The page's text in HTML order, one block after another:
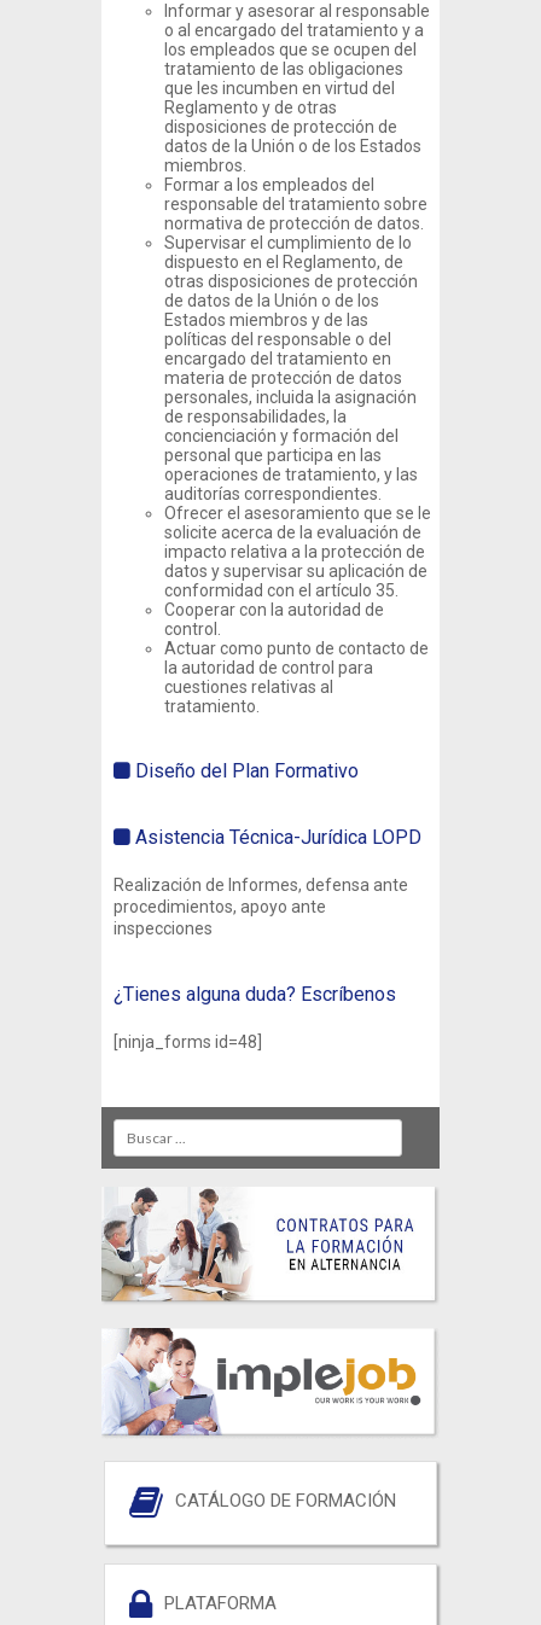
Informar y asesorar al responsable
o al encargado del tratamiento y a
los empleados que se ocupen del
tratamiento de las obligaciones
que les incumben en virtud del
Reglamento y de otras
disposiciones de protección de
datos de la Unión o de los Estados
miembros.
Formar a los empleados del
responsable del tratamiento sobre
normativa de protección de datos.
Supervisar el cumplimiento de lo
dispuesto en el Reglamento, de
otras disposiciones de protección
de datos de la Unión o de los
Estados miembros y de las
políticas del responsable o del
encargado del tratamiento en
materia de protección de datos
personales, incluida la asignación
de responsabilidades, la
concienciación y formación del
personal que participa en las
operaciones de tratamiento, y las
auditorías correspondientes.
Ofrecer el asesoramiento que se le
solicite acerca de la evaluación de
impacto relativa a la protección de
datos y supervisar su aplicación de
conformidad con el artículo 35.
Cooperar con la autoridad de
control.
Actuar como punto de contacto de
la autoridad de control para
cuestiones relativas al
tratamiento.
Diseño del Plan Formativo
Asistencia Técnica-Jurídica LOPD
Realización de Informes, defensa ante
procedimientos, apoyo ante
inspecciones
¿Tienes alguna duda? Escríbenos
[ninja_forms id=48]
CATÁLOGO DE FORMACIÓN
PLATAFORMA